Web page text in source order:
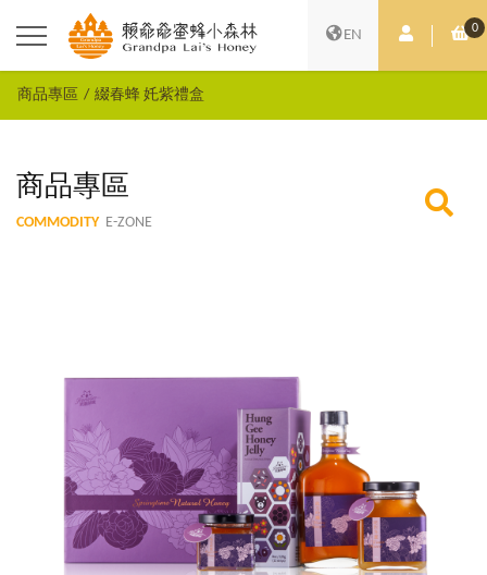
EN 會員中心0
購
商品專區 綴春蜂 奼紫禮盒
商品專區
COMMODITY E-ZONE